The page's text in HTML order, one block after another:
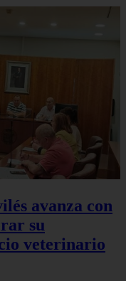
avanza con
su
veterinario